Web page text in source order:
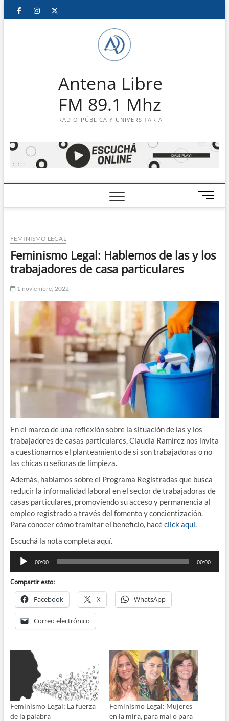
Saltar
FacebookInstagram
Antena Libre
FM 89.1 Mhz
RADIO PÚBLICA Y UNIVERSITARIA
B
o
d
e
ú
FEMINISMO LEGAL
Feminismo Legal: Hablemos de las y los
trabajadores de casa particulares
1 noviembre, 2022
En el marco de una reflexión sobre la situación de las y los
trabajadores de casas particulares, Claudia Ramírez nos invita
a cuestionarnos el planteamiento de si son trabajadoras o no
las chicas o señoras de limpieza.
Además, hablamos sobre el Programa Registradas que busca
reducir la informalidad laboral en el sector de trabajadoras de
casas particulares, promoviendo su acceso y permanencia al
empleo registrado a través del fomento y concientización.
Para conocer cómo tramitar el beneficio, hacéclick aquí.
Escuchá la nota completa aquí.
Reproductor
audio
00:00 00:00
Compartir esto:
Facebook X WhatsApp
Correo electrónico
Feminismo Legal: La fuerza
de la palabra
Feminismo Legal: Mujeres
en la mira, para mal o para